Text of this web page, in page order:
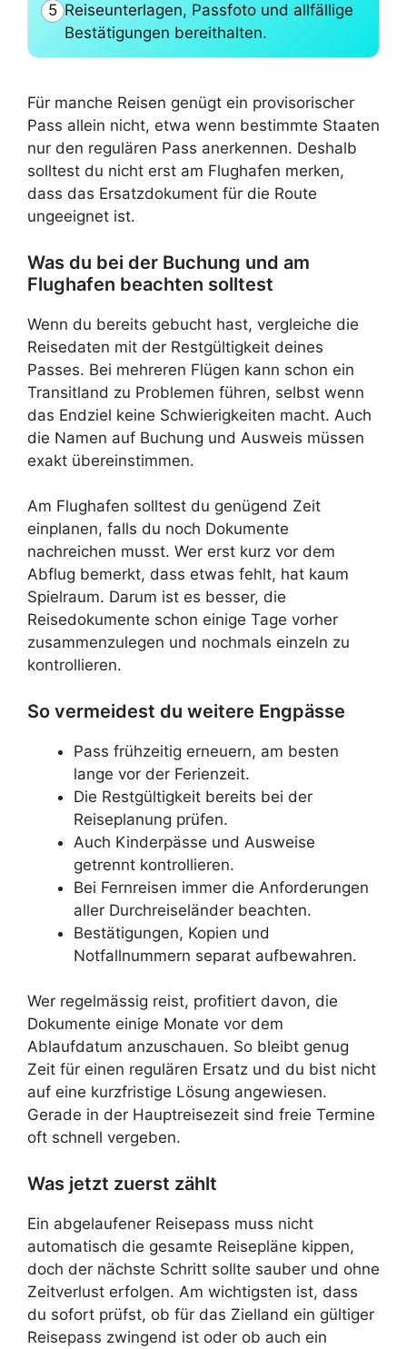
5 Reiseunterlagen, Passfoto und allfällige
Bestätigungen bereithalten.
Für manche Reisen genügt ein provisorischer
Pass allein nicht, etwa wenn bestimmte Staaten
nur den regulären Pass anerkennen. Deshalb
solltest du nicht erst am Flughafen merken,
dass das Ersatzdokument für die Route
ungeeignet ist.
Was du bei der Buchung und am
Flughafen beachten solltest
Wenn du bereits gebucht hast, vergleiche die
Reisedaten mit der Restgültigkeit deines
Passes. Bei mehreren Flügen kann schon ein
Transitland zu Problemen führen, selbst wenn
das Endziel keine Schwierigkeiten macht. Auch
die Namen auf Buchung und Ausweis müssen
exakt übereinstimmen.
Am Flughafen solltest du genügend Zeit
einplanen, falls du noch Dokumente
nachreichen musst. Wer erst kurz vor dem
Abflug bemerkt, dass etwas fehlt, hat kaum
Spielraum. Darum ist es besser, die
Reisedokumente schon einige Tage vorher
zusammenzulegen und nochmals einzeln zu
kontrollieren.
So vermeidest du weitere Engpässe
Pass frühzeitig erneuern, am besten
lange vor der Ferienzeit.
Die Restgültigkeit bereits bei der
Reiseplanung prüfen.
Auch Kinderpässe und Ausweise
getrennt kontrollieren.
Bei Fernreisen immer die Anforderungen
aller Durchreiseländer beachten.
Bestätigungen, Kopien und
Notfallnummern separat aufbewahren.
Wer regelmässig reist, profitiert davon, die
Dokumente einige Monate vor dem
Ablaufdatum anzuschauen. So bleibt genug
Zeit für einen regulären Ersatz und du bist nicht
auf eine kurzfristige Lösung angewiesen.
Gerade in der Hauptreisezeit sind freie Termine
oft schnell vergeben.
Was jetzt zuerst zählt
Ein abgelaufener Reisepass muss nicht
automatisch die gesamte Reisepläne kippen,
doch der nächste Schritt sollte sauber und ohne
Zeitverlust erfolgen. Am wichtigsten ist, dass
du sofort prüfst, ob für das Zielland ein gültiger
Reisepass zwingend ist oder ob auch ein